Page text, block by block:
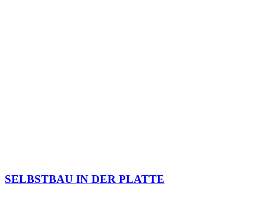
SELBSTBAU IN DER PLATTE